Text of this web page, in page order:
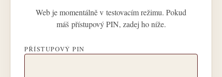
Web je momentálně v testovacím režimu. Pokud
máš přístupový PIN, zadej ho níže.
PŘÍSTUPOVÝ PIN